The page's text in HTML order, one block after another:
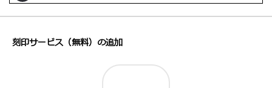
刻印サービス（無料）の追加